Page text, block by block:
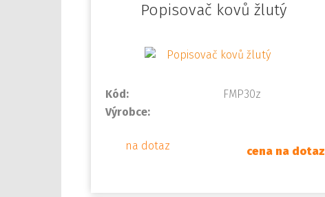
Popisovač kovů žlutý
Kód:
FMP30z
Výrobce:
na dotaz cena na dotaz